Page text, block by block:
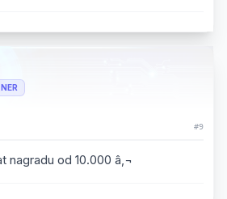
#9
nagradu od 10.000 â‚¬